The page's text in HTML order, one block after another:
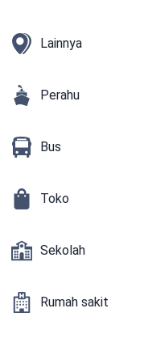
Lainnya
Perahu
Bus
Toko
Sekolah
Rumah sakit